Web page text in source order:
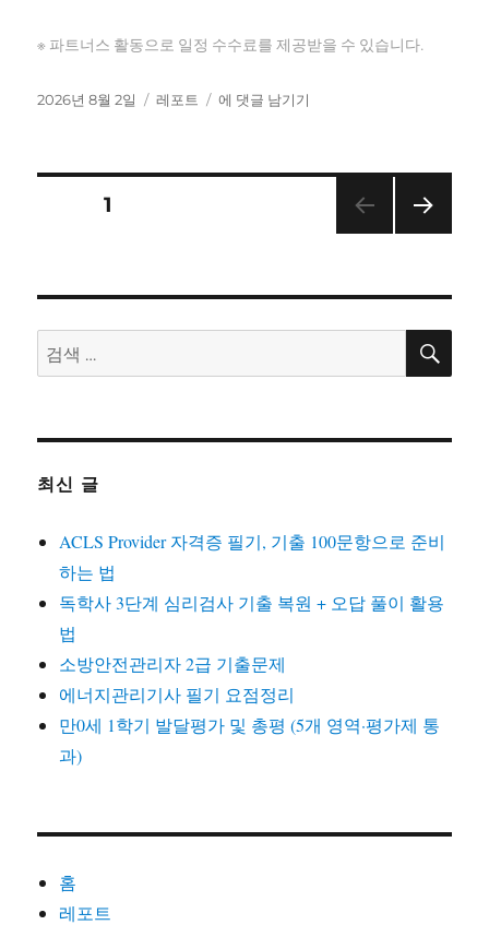
※ 파트너스 활동으로 일정 수수료를 제공받을 수 있습니다.
작
2026년 8월 2일
카
레포트
보
대
상
폐
술
PPT
에 댓글 남기기
비
게
션
페이지1
검
색:
검
최신 글
ACLS Provider 자격증 필기, 기출 100문항으로 준비
하는 법
독학사 3단계 심리검사 기출 복원 + 오답 풀이 활용
법
소방안전관리자 2급 기출문제
에너지관리기사 필기 요점정리
만0세 1학기 발달평가 및 총평 (5개 영역·평가제 통
과)
홈
레포트